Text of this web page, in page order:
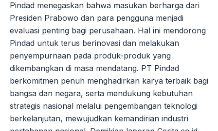
Pindad menegaskan bahwa masukan berharga dari
Presiden Prabowo dan para pengguna menjadi
evaluasi penting bagi perusahaan. Hal ini mendorong
Pindad untuk terus berinovasi dan melakukan
penyempurnaan pada produk-produk yang
dikembangkan di masa mendatang. PT Pindad
berkomitmen penuh menghadirkan karya terbaik bagi
bangsa dan negara, serta mendukung kebutuhan
strategis nasional melalui pengembangan teknologi
berkelanjutan, mewujudkan kemandirian industri